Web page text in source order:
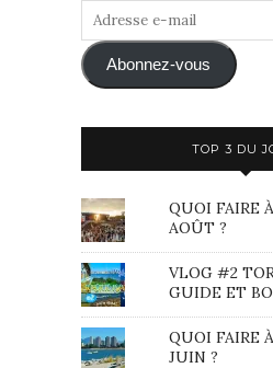
Adresse
mail Abonnez-vous
TOP 3 DU
QUOI FAIRE
AOÛT ?
VLOG #2
GUIDE ET
QUOI FAIRE
JUIN ?